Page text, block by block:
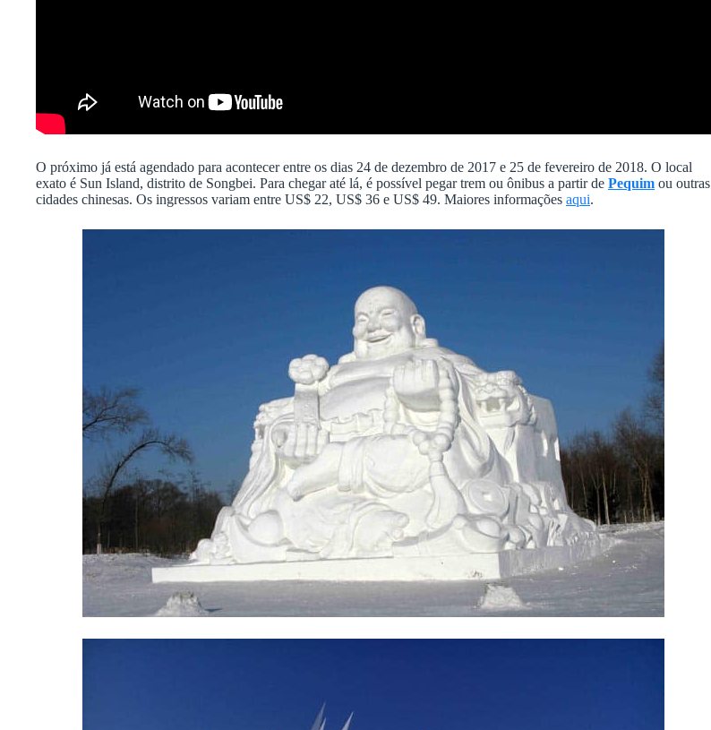
O próximo já está agendado para acontecer entre os dias 24 de dezembro de 2017 e 25 de fevereiro de 2018. O local
exato é Sun Island, distrito de Songbei. Para chegar até lá, é possível pegar trem ou ônibus a partir de Pequim ou outras
cidades chinesas. Os ingressos variam entre US$ 22, US$ 36 e US$ 49. Maiores informações aqui.